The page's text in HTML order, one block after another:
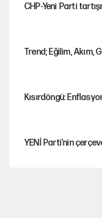
CHP-Yeni Parti
Trend; Eğilim, Akım,
Kısırdöngü:
YENİ Parti'nin